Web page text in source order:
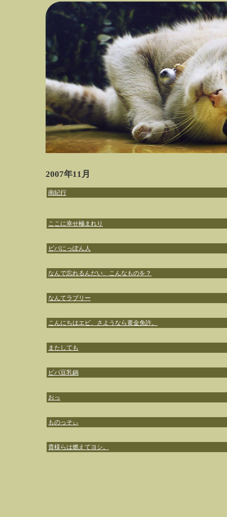
2007年11月
南紀行
ここに幸せ極まれり
ビバにっぽん人
なんで忘れるんだい、こんなものを？
なんてラブリー
こんにちはエビ、さようなら黄金免許。
またしても
ビバ豆乳鍋
おっ
ものっそぃ
貴様らは燃えてヨシ。